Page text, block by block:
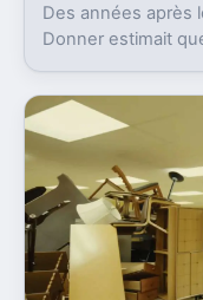
Des années après
Donner estimait
sortir.